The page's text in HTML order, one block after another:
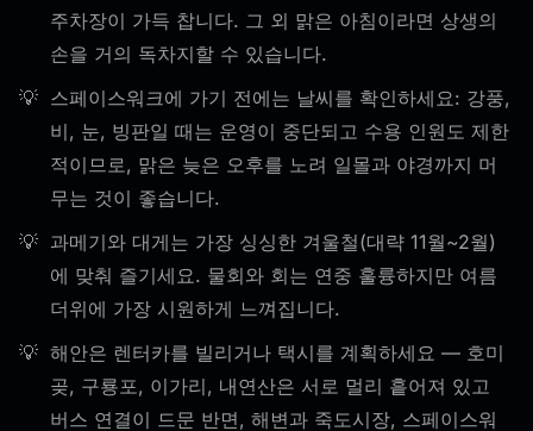
주차장이 가득 찹니다. 그 외 맑은 아침이라면 상생의
손을 거의 독차지할 수 있습니다.
스페이스워크에 가기 전에는 날씨를 확인하세요: 강풍,
비, 눈, 빙판일 때는 운영이 중단되고 수용 인원도 제한
적이므로, 맑은 늦은 오후를 노려 일몰과 야경까지 머
무는 것이 좋습니다.
과메기와 대게는 가장 싱싱한 겨울철(대략 11월~2월)
에 맞춰 즐기세요. 물회와 회는 연중 훌륭하지만 여름
더위에 가장 시원하게 느껴집니다.
해안은 렌터카를 빌리거나 택시를 계획하세요 — 호미
곶, 구룡포, 이가리, 내연산은 서로 멀리 흩어져 있고
버스 연결이 드문 반면, 해변과 죽도시장, 스페이스워